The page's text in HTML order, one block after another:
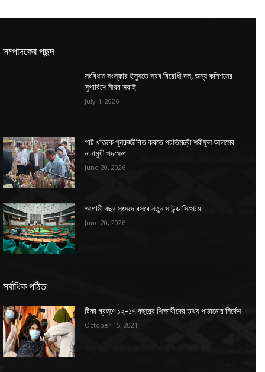
সম্পাদকের পছন্দ
সংবিধান সংস্কার ইস্যুতে সরব বিরোধী দল, অন্য কমিশনের
সুপারিশে নীরব সবাই
July 4, 2026
পাট খাতকে পুনরুজ্জীবিত করতে প্রতিমন্ত্রী শরীফুল আলমের
নানামুখী পদক্ষেপ
June 20, 2026
আগামী বছর সংসদে বসবে নতুন সাউন্ড সিস্টেম
June 20, 2026
সর্বাধিক পঠিত
টিকা গ্রহণে ১২-১৭ বছরের শিক্ষার্থীদের তথ্য পাঠানোর নির্দেশ
October 15, 2021